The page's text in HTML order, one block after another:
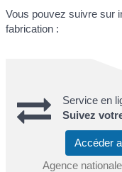
Vous pouvez suivre sur
fabrication :
Service en
Suivez
Accéder
Agence